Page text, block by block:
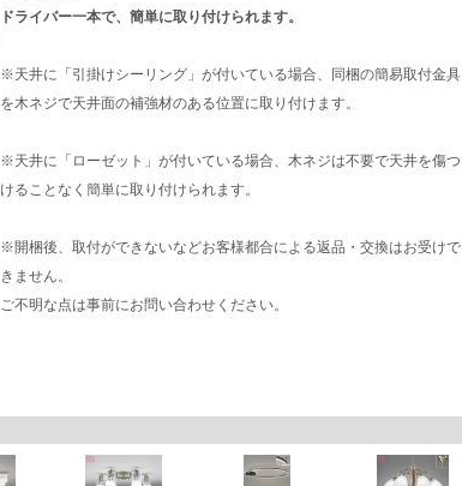
ドライバー一本で、簡単に取り付けられます。
※天井に「引掛けシーリング」が付いている場合、同梱の簡易取付金具
を木ネジで天井面の補強材のある位置に取り付けます。
※天井に「ローゼット」が付いている場合、木ネジは不要で天井を傷つ
けることなく簡単に取り付けられます。
※開梱後、取付ができないなどお客様都合による返品・交換はお受けで
きません。
ご不明な点は事前にお問い合わせください。